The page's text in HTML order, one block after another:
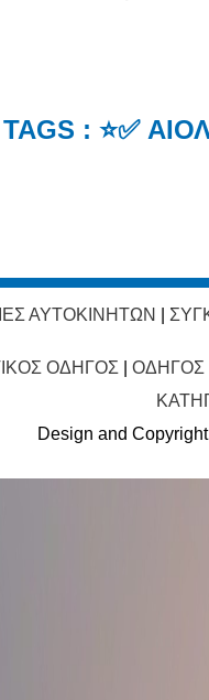
: ⭐✅
ΑΥΤΟΚΙΝΗΤΩΝ
ΟΔΗΓΟΣ
ΟΔΗΓΟΣ
Design and